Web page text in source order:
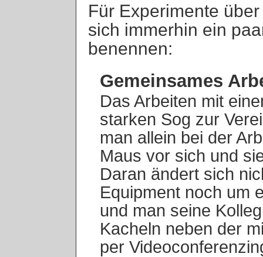
Für Experimente
sich immerhin ein
benennen:
Gemeinsames
Das Arbeiten mit
starken Sog zur
man allein bei der
Maus vor sich und
Daran ändert sich
Equipment noch um
und man seine
Kacheln neben der
per